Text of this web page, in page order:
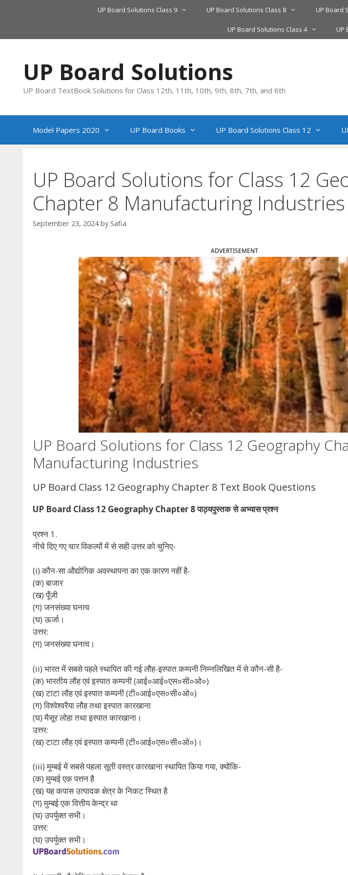
UP Board Solutions Class 9 UP Board Solutions Class 8 UP Board
UP Board Solutions Class 4 UP
UP Board Solutions
UP Board TextBook Solutions for Class 12th, 11th, 10th, 9th, 8th, 7th, and 6th
Model Papers 2020 UP Board Books UP Board Solutions Class 12
UP Board Solutions for Class 12
Chapter 8 Manufacturing Industries
September 23, 2024 by Safia
ADVERTISEMENT
UP Board Solutions for Class 12 Geography
Manufacturing Industries
UP Board Class 12 Geography Chapter 8 Text Book Questions
UP Board Class 12 Geography Chapter 8 पाठ्यपुस्तक से अभ्यास प्रश्न
प्रश्न 1.
नीचे दिए गए चार विकल्पों में से सही उत्तर को चुनिए-
(i) कौन-सा औद्योगिक अवस्थापना का एक कारण नहीं है-
(क) बाजार
(ख) पूँजी
(ग) जनसंख्या घनत्व
(घ) ऊर्जा।
उत्तर:
(ग) जनसंख्या घनत्व।
(ii) भारत में सबसे पहले स्थापित की गई लौह-इस्पात कम्पनी निम्नलिखित में से कौन-सी है-
(क) भारतीय लौह एवं इस्पात कम्पनी (आई०आई०एस०सी०ओ०)
(ख) टाटा लौह एवं इस्पात कम्पनी (टी०आई०एस०सी०ओ०)
(ग) विश्वेश्वरैया लौह तथा इस्पात कारखाना
(घ) मैसूर लोहा तथा इस्पात कारखाना।
उत्तर:
(ख) टाटा लौह एवं इस्पात कम्पनी (टी०आई०एस०सी०ओ०)।
(iii) मुम्बई में सबसे पहला सूती वस्त्र कारखाना स्थापित किया गया, क्योंकि-
(क) मुम्बई एक पत्तन है
(ख) यह कपास उत्पादक क्षेत्र के निकट स्थित है
(ग) मुम्बई एक वित्तीय केन्द्र था
(घ) उपर्युक्त सभी।
उत्तर:
(घ) उपर्युक्त सभी।